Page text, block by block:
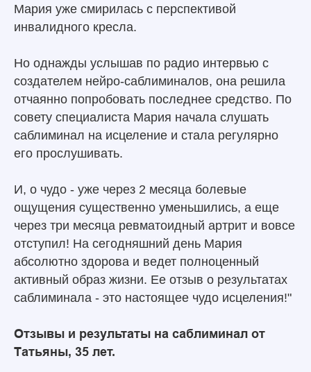
Мария уже смирилась с перспективой
инвалидного кресла.
Но однажды услышав по радио интервью с
создателем нейро-саблиминалов, она решила
отчаянно попробовать последнее средство. По
совету специалиста Мария начала слушать
саблиминал на исцеление и стала регулярно
его прослушивать.
И, о чудо - уже через 2 месяца болевые
ощущения существенно уменьшились, а еще
через три месяца ревматоидный артрит и вовсе
отступил! На сегодняшний день Мария
абсолютно здорова и ведет полноценный
активный образ жизни. Ее отзыв о результатах
саблиминала - это настоящее чудо исцеления!"
Отзывы и результаты на саблиминал от
Татьяны, 35 лет.